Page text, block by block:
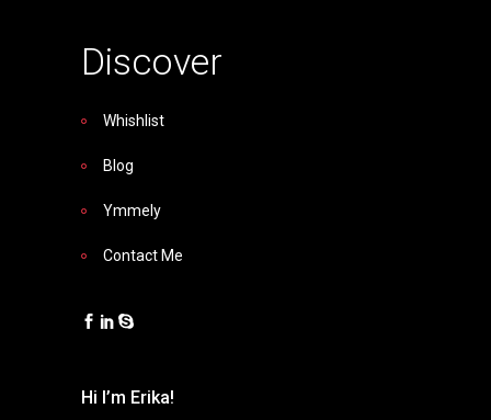
Discover
Whishlist
Blog
Ymmely
Contact Me
Hi I’m Erika!